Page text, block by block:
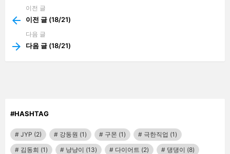
more
이전 글
이전 글 (18/21)
다음 글
다음 글 (18/21)
#HASHTAG
JYP (2) 강동원 (1) 구몬 (1) 극한직업 (1)
김동희 (1) 냥냥이 (13) 다이어트 (2) 댕댕이 (8)